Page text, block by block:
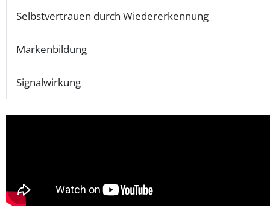
Selbstvertrauen durch Wiedererkennung
Markenbildung
Signalwirkung